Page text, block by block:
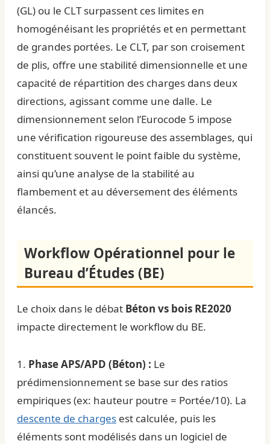
(GL) ou le CLT surpassent ces limites en
homogénéisant les propriétés et en permettant
de grandes portées. Le CLT, par son croisement
de plis, offre une stabilité dimensionnelle et une
capacité de répartition des charges dans deux
directions, agissant comme une dalle. Le
dimensionnement selon l’Eurocode 5 impose
une vérification rigoureuse des assemblages, qui
constituent souvent le point faible du système,
ainsi qu’une analyse de la stabilité au
flambement et au déversement des éléments
élancés.
Workflow Opérationnel pour le
Bureau d’Études (BE)
Le choix dans le débat Béton vs bois RE2020
impacte directement le workflow du BE.
1. Phase APS/APD (Béton) : Le
prédimensionnement se base sur des ratios
empiriques (ex: hauteur poutre = Portée/10). La
descente de charges est calculée, puis les
éléments sont modélisés dans un logiciel de